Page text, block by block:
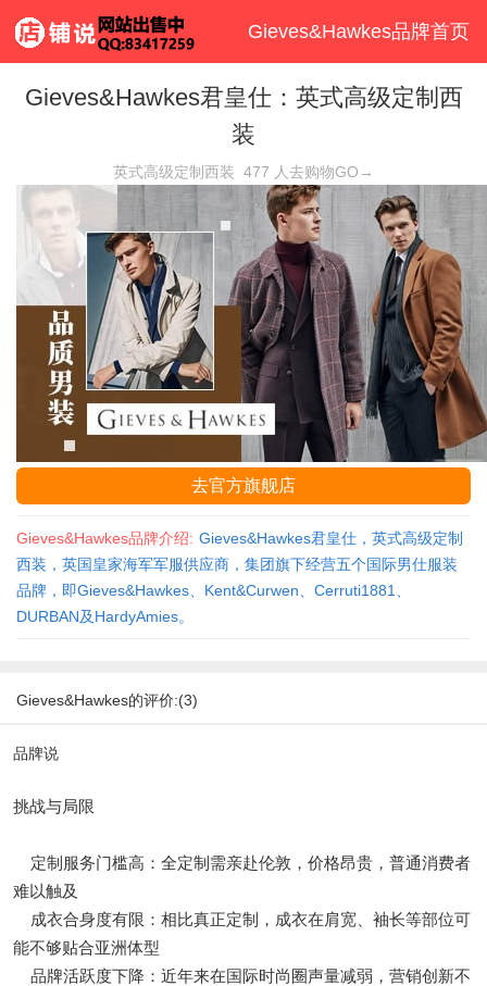
Gieves&Hawkes品牌首页
Gieves&Hawkes君皇仕：英式高级定制西
装
英式高级定制西装 477 人去购物GO→
去官方旗舰店
Gieves&Hawkes品牌介绍: Gieves&Hawkes君皇仕，英式高级定制
西装，英国皇家海军军服供应商，集团旗下经营五个国际男仕服装
品牌，即Gieves&Hawkes、Kent&Curwen、Cerruti1881、
DURBAN及HardyAmies。
Gieves&Hawkes的评价:(3)
品牌说
挑战与局限
定制服务门槛高：全定制需亲赴伦敦，价格昂贵，普通消费者
难以触及
成衣合身度有限：相比真正定制，成衣在肩宽、袖长等部位可
能不够贴合亚洲体型
品牌活跃度下降：近年来在国际时尚圈声量减弱，营销创新不